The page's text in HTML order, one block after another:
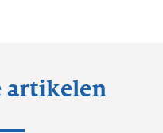
artikelen